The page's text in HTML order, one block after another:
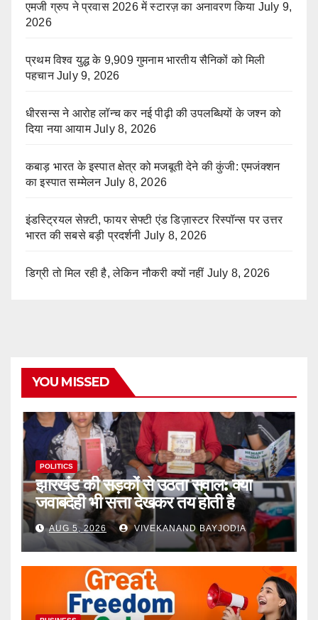
एमजी ग्रुप ने प्रवास 2026 में स्टारज़ का अनावरण किया July 9,
2026
प्रथम विश्व युद्ध के 9,909 गुमनाम भारतीय सैनिकों को मिली
पहचान July 9, 2026
धीरसन्स ने आरोह लॉन्च कर नई पीढ़ी की उपलब्धियों के जश्न को
दिया नया आयाम July 8, 2026
कबाड़ भारत के इस्पात क्षेत्र को मजबूती देने की कुंजी: एमजंक्शन
का इस्पात सम्मेलन July 8, 2026
इंडस्ट्रियल सेफ़्टी, फायर सेफ्टी एंड डिज़ास्टर रिस्पॉन्स पर उत्तर
भारत की सबसे बड़ी प्रदर्शनी July 8, 2026
डिग्री तो मिल रही है, लेकिन नौकरी क्यों नहीं July 8, 2026
YOU MISSED
POLITICS
झारखंड की सड़कों से उठता सवाल: क्या
जवाबदेही भी सत्ता देखकर तय होती है
AUG 5, 2026 VIVEKANAND BAYJODIA